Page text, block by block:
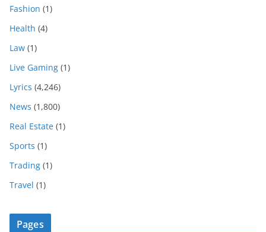
Fashion (1)
Health (4)
Law (1)
Live Gaming (1)
Lyrics (4,246)
News (1,800)
Real Estate (1)
Sports (1)
Trading (1)
Travel (1)
Pages